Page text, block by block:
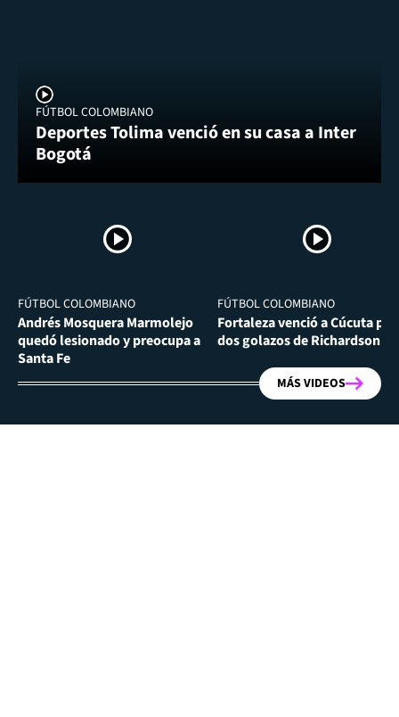
FÚTBOL COLOMBIANO
Deportes Tolima venció en su casa a Inter
Bogotá
FÚTBOL COLOMBIANO
Andrés Mosquera Marmolejo
quedó lesionado y preocupa a
Santa Fe
FÚTBOL COLOMBIANO
Fortaleza venció a Cúcuta por
dos golazos de Richardson
MÁS VIDEOS